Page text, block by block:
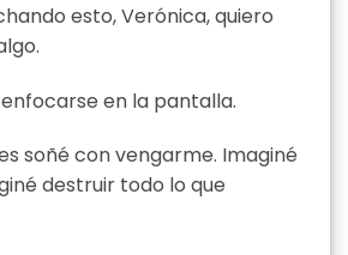
esto, Verónica, quiero
en la pantalla.
soñé con vengarme. Imaginé
destruir todo lo que